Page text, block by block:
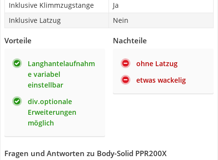
Inklusive Klimmzugstange
Ja
Inklusive Latzug
Nein
Vorteile
Langhantelaufnahm
e variabel
einstellbar
div.optionale
Erweiterungen
möglich
Nachteile
ohne Latzug
etwas wackelig
Fragen und Antworten zu Body-Solid PPR200X